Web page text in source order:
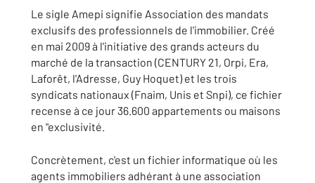
Le sigle Amepi signifie Association des mandats
exclusifs des professionnels de l'immobilier. Créé
en mai 2009 à l'initiative des grands acteurs du
marché de la transaction (CENTURY 21, Orpi, Era,
Laforêt, l'Adresse, Guy Hoquet) et les trois
syndicats nationaux (Fnaim, Unis et Snpi), ce fichier
recense à ce jour 36.600 appartements ou maisons
en "exclusivité.
Concrètement, c'est un fichier informatique où les
agents immobiliers adhérant à une association